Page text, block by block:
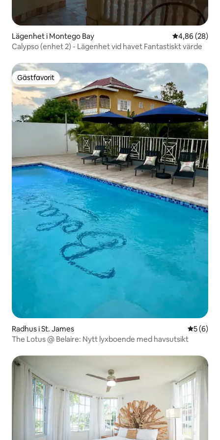
Lägenhet i Montego Bay 4,86 av 5 i
4,86 (28)
Calypso (enhet 2) - Lägenhet vid havet Fantastiskt värde
Gästfavorit
Gästfavorit
Radhus i St. James 5 av 5 i
5 (6)
The Lotus @ Belaire: Nytt lyxboende med havsutsikt